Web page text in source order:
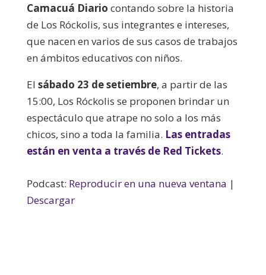
Camacuá Diario contando sobre la historia
de Los Róckolis, sus integrantes e intereses,
que nacen en varios de sus casos de trabajos
en ámbitos educativos con niños.
El sábado 23 de setiembre, a partir de las
15:00, Los Róckolis se proponen brindar un
espectáculo que atrape no solo a los más
chicos, sino a toda la familia. Las entradas
están en venta a través de Red Tickets.
Podcast: Reproducir en una nueva ventana |
Descargar